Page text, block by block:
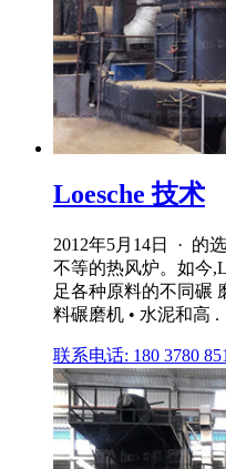
Loesche 技术
2012年5月14日 · 的
不等的热风炉。如今
足各种原料的不同碾
料碾磨机 • 水泥和高 .
联系电话: 180 3780